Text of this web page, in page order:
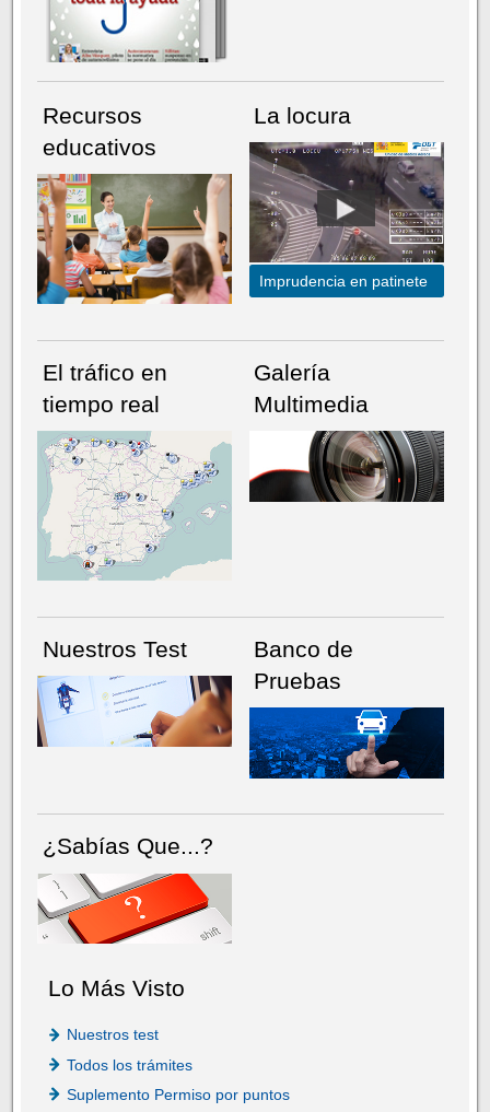
NÚMERO ACTUALHEMEROTECA
Recursos
educativos
La locura
Imprudencia en patinete
El tráfico en
tiempo real
Galería
Multimedia
Nuestros Test
Banco de
Pruebas
¿Sabías Que...?
Lo Más Visto
Nuestros test
Todos los trámites
Suplemento Permiso por puntos